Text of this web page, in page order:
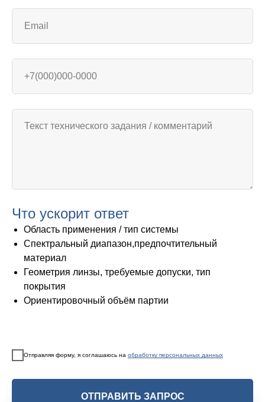
Что ускорит ответ
Область применения / тип системы
Спектральный диапазон,предпочтительный
материал
Геометрия линзы, требуемые допуски, тип
покрытия
Ориентировочный объём партии
Отправляя форму, я соглашаюсь на обработку персональных данных
ОТПРАВИТЬ ЗАПРОС